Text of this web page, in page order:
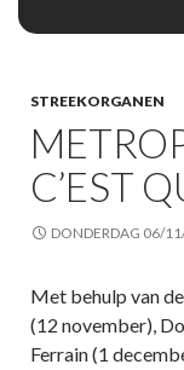
STREEKORGANEN
C’EST
DONDERDAG 06/
Met behulp van
(12 november),
Ferrain (1